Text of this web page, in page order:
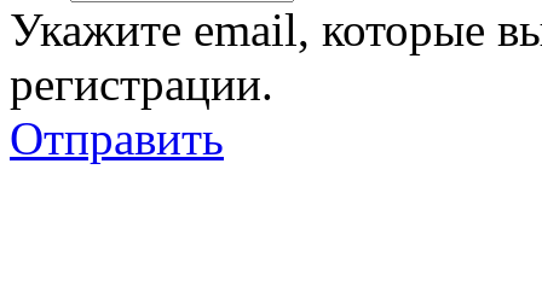
Укажите email, которые
регистрации.
Отправить